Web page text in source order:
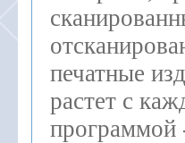
печатные
растет с
программой